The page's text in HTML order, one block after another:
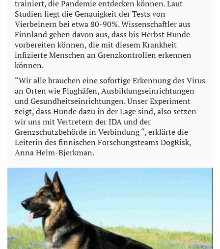
trainiert, die Pandemie entdecken können. Laut
Studien liegt die Genauigkeit der Tests von
Vierbeinern bei etwa 80-90%. Wissenschaftler aus
Finnland gehen davon aus, dass bis Herbst Hunde
vorbereiten können, die mit diesem Krankheit
infizierte Menschen an Grenzkontrollen erkennen
können.
“Wir alle brauchen eine sofortige Erkennung des Virus
an Orten wie Flughäfen, Ausbildungseinrichtungen
und Gesundheitseinrichtungen. Unser Experiment
zeigt, dass Hunde dazu in der Lage sind, also setzen
wir uns mit Vertretern der IDA und der
Grenzschutzbehörde in Verbindung “, erklärte die
Leiterin des finnischen Forschungsteams DogRisk,
Anna Helm-Bjerkman.